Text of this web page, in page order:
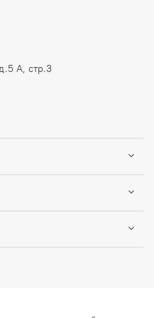
А, стр.3